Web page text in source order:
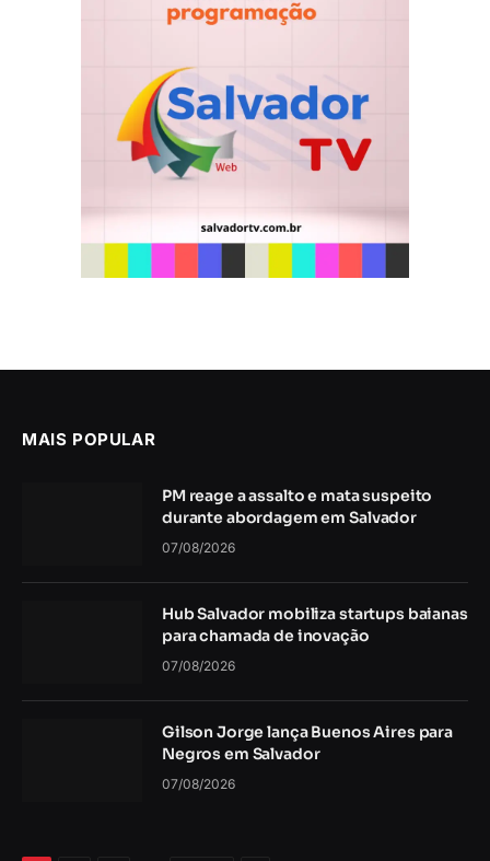
MAIS POPULAR
PM reage a assalto e mata suspeito
durante abordagem em Salvador
07/08/2026
Hub Salvador mobiliza startups baianas
para chamada de inovação
07/08/2026
Gilson Jorge lança Buenos Aires para
Negros em Salvador
07/08/2026